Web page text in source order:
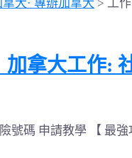
大· 專辦加拿大 > 工作
加拿大工作:
號碼 申請教學 【 最